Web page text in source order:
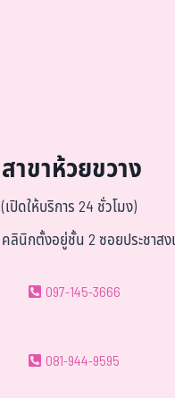
สาขาห้วยขวาง
(เปิดให้บริการ 24 ชั่วโมง)
คลินิกตั้งอยู่ชั้น 2 ซอยประชาสง
097-145-3666
081-944-9595